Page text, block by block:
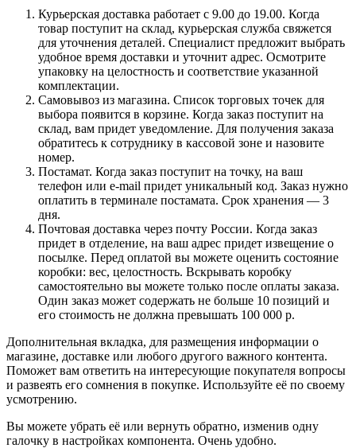
Курьерская доставка работает с 9.00 до 19.00. Когда
товар поступит на склад, курьерская служба свяжется
для уточнения деталей. Специалист предложит выбрать
удобное время доставки и уточнит адрес. Осмотрите
упаковку на целостность и соответствие указанной
комплектации.
Самовывоз из магазина. Список торговых точек для
выбора появится в корзине. Когда заказ поступит на
склад, вам придет уведомление. Для получения заказа
обратитесь к сотруднику в кассовой зоне и назовите
номер.
Постамат. Когда заказ поступит на точку, на ваш
телефон или e-mail придет уникальный код. Заказ нужно
оплатить в терминале постамата. Срок хранения — 3
дня.
Почтовая доставка через почту России. Когда заказ
придет в отделение, на ваш адрес придет извещение о
посылке. Перед оплатой вы можете оценить состояние
коробки: вес, целостность. Вскрывать коробку
самостоятельно вы можете только после оплаты заказа.
Один заказ может содержать не больше 10 позиций и
его стоимость не должна превышать 100 000 р.
Дополнительная вкладка, для размещения информации о
магазине, доставке или любого другого важного контента.
Поможет вам ответить на интересующие покупателя вопросы
и развеять его сомнения в покупке. Используйте её по своему
усмотрению.
Вы можете убрать её или вернуть обратно, изменив одну
галочку в настройках компонента. Очень удобно.